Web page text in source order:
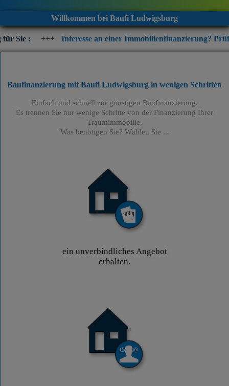
Willkommen bei Baufi Ludwigsburg
Interesse an einer Immobilienfinanzierung? Prüfen Sie jetzt
Baufinanzierung mit Baufi Ludwigsburg in wenigen Schritten
Einfach und schnell zur günstigen Baufinanzierung.
Es trennen Sie nur wenige Schritte von der Finanzierung Ihrer
Traumimmobilie.
Was benötigen Sie? Wählen Sie ...
ein unverbindliches Angebot
erhalten.